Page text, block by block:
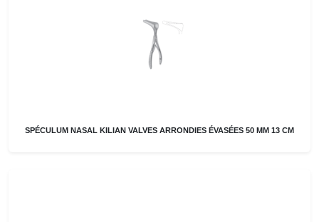
SPÉCULUM NASAL KILIAN VALVES ARRONDIES ÉVASÉES 50 MM 13 CM